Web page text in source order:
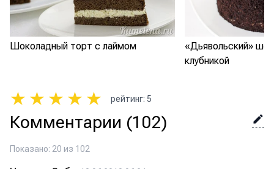
Шоколадный торт с лаймом
«Дьявольский»
клубникой
★ ★ ★ ★ ★ рейтинг: 5
Комментарии (102)
Показано: 20 из 102